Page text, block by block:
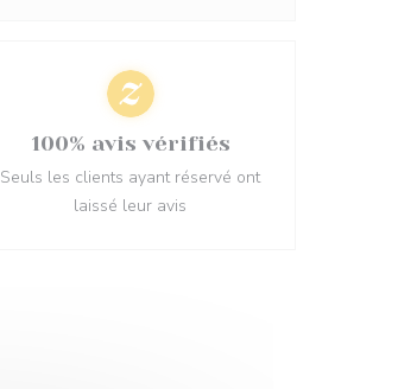
100% avis vérifiés
Seuls les clients ayant réservé ont
laissé leur avis